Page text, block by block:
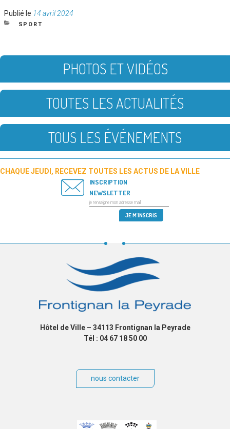
Publié le Publié
le
14 avril 2024
CATÉGORIES
SPORT
PHOTOS ET VIDÉOS
TOUTES LES ACTUALITÉS
TOUS LES ÉVÉNEMENTS
CHAQUE JEUDI, RECEVEZ TOUTES LES ACTUS DE LA VILLE
INSCRIPTION
NEWSLETTER
Hôtel de Ville – 34113 Frontignan la Peyrade
Tél : 04 67 18 50 00
nous contacter